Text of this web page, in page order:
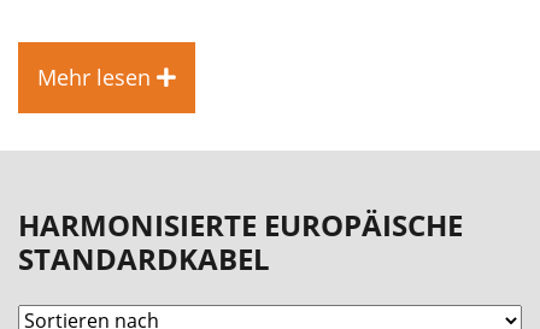
Mehr lesen
HARMONISIERTE EUROPÄISCHE
STANDARDKABEL